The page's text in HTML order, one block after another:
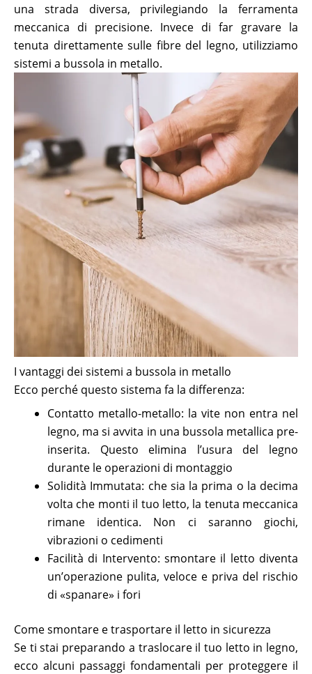
una strada diversa, privilegiando la ferramenta
meccanica di precisione. Invece di far gravare la
tenuta direttamente sulle fibre del legno, utilizziamo
sistemi a bussola in metallo.
I vantaggi dei sistemi a bussola in metallo
Ecco perché questo sistema fa la differenza:
Contatto metallo-metallo: la vite non entra nel
legno, ma si avvita in una bussola metallica pre-
inserita. Questo elimina l’usura del legno
durante le operazioni di montaggio
Solidità Immutata: che sia la prima o la decima
volta che monti il tuo letto, la tenuta meccanica
rimane identica. Non ci saranno giochi,
vibrazioni o cedimenti
Facilità di Intervento: smontare il letto diventa
un’operazione pulita, veloce e priva del rischio
di «spanare» i fori
Come smontare e trasportare il letto in sicurezza
Se ti stai preparando a traslocare il tuo letto in legno,
ecco alcuni passaggi fondamentali per proteggere il